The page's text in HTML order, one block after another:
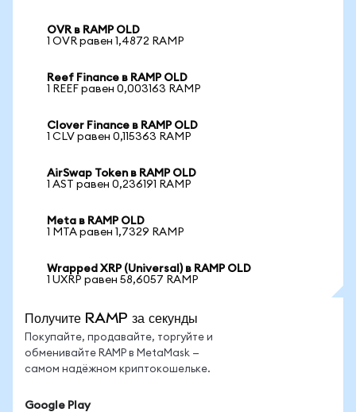
OVR в RAMP OLD
1 OVR равен 1,4872 RAMP
Reef Finance в RAMP OLD
1 REEF равен 0,003163 RAMP
Clover Finance в RAMP OLD
1 CLV равен 0,115363 RAMP
AirSwap Token в RAMP OLD
1 AST равен 0,236191 RAMP
Meta в RAMP OLD
1 MTA равен 1,7329 RAMP
Wrapped XRP (Universal) в RAMP OLD
1 UXRP равен 58,6057 RAMP
Получите RAMP за секунды
Покупайте, продавайте, торгуйте и
обменивайте RAMP в MetaMask —
самом надёжном криптокошельке.
Google Play